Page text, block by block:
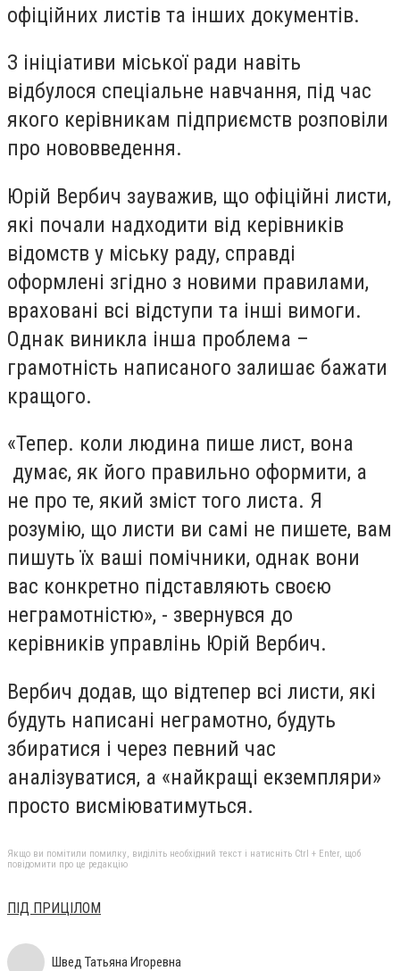
офіційних листів та інших документів.
З ініціативи міської ради навіть
відбулося спеціальне навчання, під час
якого керівникам підприємств розповіли
про нововведення.
Юрій Вербич зауважив, що офіційні листи,
які почали надходити від керівників
відомств у міську раду, справді
оформлені згідно з новими правилами,
враховані всі відступи та інші вимоги.
Однак виникла інша проблема –
грамотність написаного залишає бажати
кращого.
«Тепер. коли людина пише лист, вона
думає, як його правильно оформити, а
не про те, який зміст того листа. Я
розумію, що листи ви самі не пишете, вам
пишуть їх ваші помічники, однак вони
вас конкретно підставляють своєю
неграмотністю», - звернувся до
керівників управлінь Юрій Вербич.
Вербич додав, що відтепер всі листи, які
будуть написані неграмотно, будуть
збиратися і через певний час
аналізуватися, а «найкращі екземпляри»
просто висміюватимуться.
Якщо ви помітили помилку, виділіть необхідний текст і натисніть Ctrl + Enter, щоб
повідомити про це редакцію
ПІД ПРИЦІЛОМ
Швед Татьяна Игоревна